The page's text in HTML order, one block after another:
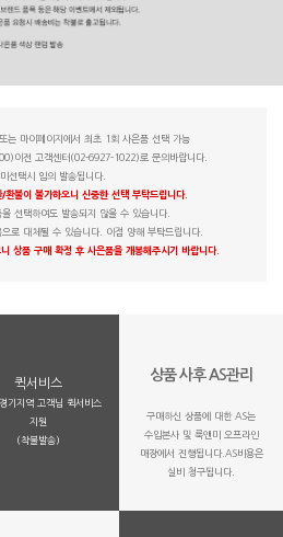
는 마이페이지에서 최초 1회 사은품 선택 가능
이전 고객센터(02-6927-1022)로 문의바랍니다.
선택시 임의 발송됩니다.
환불이 불가하오니 신중한 선택 부탁드립니다.
선택하여도 발송되지 않을 수 있습니다.
로 대체될 수 있습니다. 이점 양해 부탁드립니다.
상품 구매 확정 후 사은품을 개봉해주시기 바랍니다.
퀵서비스
기지역 고객님 퀵서비스
지원
(착불발송)
상품 사후 AS관리
구매하신 상품에 대한 AS는
수입본사 및 룩앤미 오프라인
매장에서 진행됩니다.AS비용은
실비 청구됩니다.